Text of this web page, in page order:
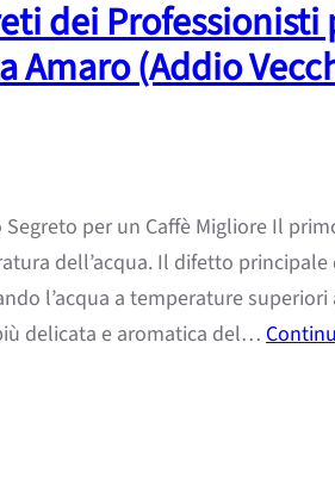
dei Professionisti
Amaro (Addio
per un Caffè Migliore Il
dell’acqua. Il difetto principale
l’acqua a temperature superiori
delicata e aromatica del…